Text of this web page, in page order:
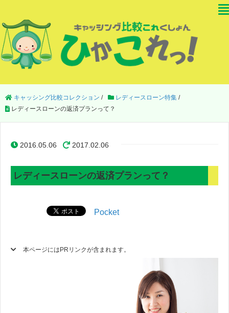
キャッシング比較コレクション / レディースローン特集 /
レディースローンの返済プランって？
2016.05.06 2017.02.06
レディースローンの返済プランって？
Pocket
本ページにはPRリンクが含まれます。